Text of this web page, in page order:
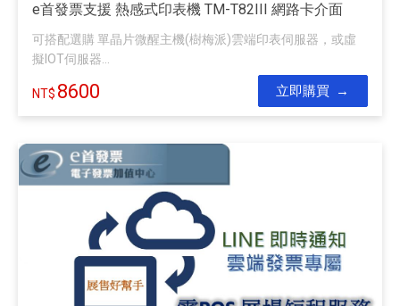
e首發票支援 熱感式印表機 TM-T82III 網路卡介面
可搭配選購 單晶片微醒主機(樹梅派)雲端印表伺服器，或虛
擬IOT伺服器...
8600 立即購買